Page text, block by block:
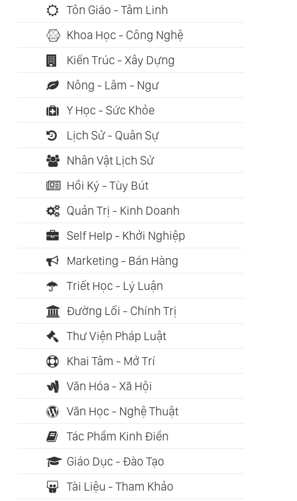
Tôn Giáo - Tâm Linh
Khoa Học - Công Nghệ
Kiến Trúc - Xây Dựng
Nông - Lâm - Ngư
Y Học - Sức Khỏe
Lịch Sử - Quân Sự
Nhân Vật Lịch Sử
Hồi Ký - Tùy Bút
Quản Trị - Kinh Doanh
Self Help - Khởi Nghiệp
Marketing - Bán Hàng
Triết Học - Lý Luận
Đường Lối - Chính Trị
Thư Viện Pháp Luật
Khai Tâm - Mở Trí
Văn Hóa - Xã Hội
Văn Học - Nghệ Thuật
Tác Phẩm Kinh Điển
Giáo Dục - Đào Tạo
Tài Liệu - Tham Khảo